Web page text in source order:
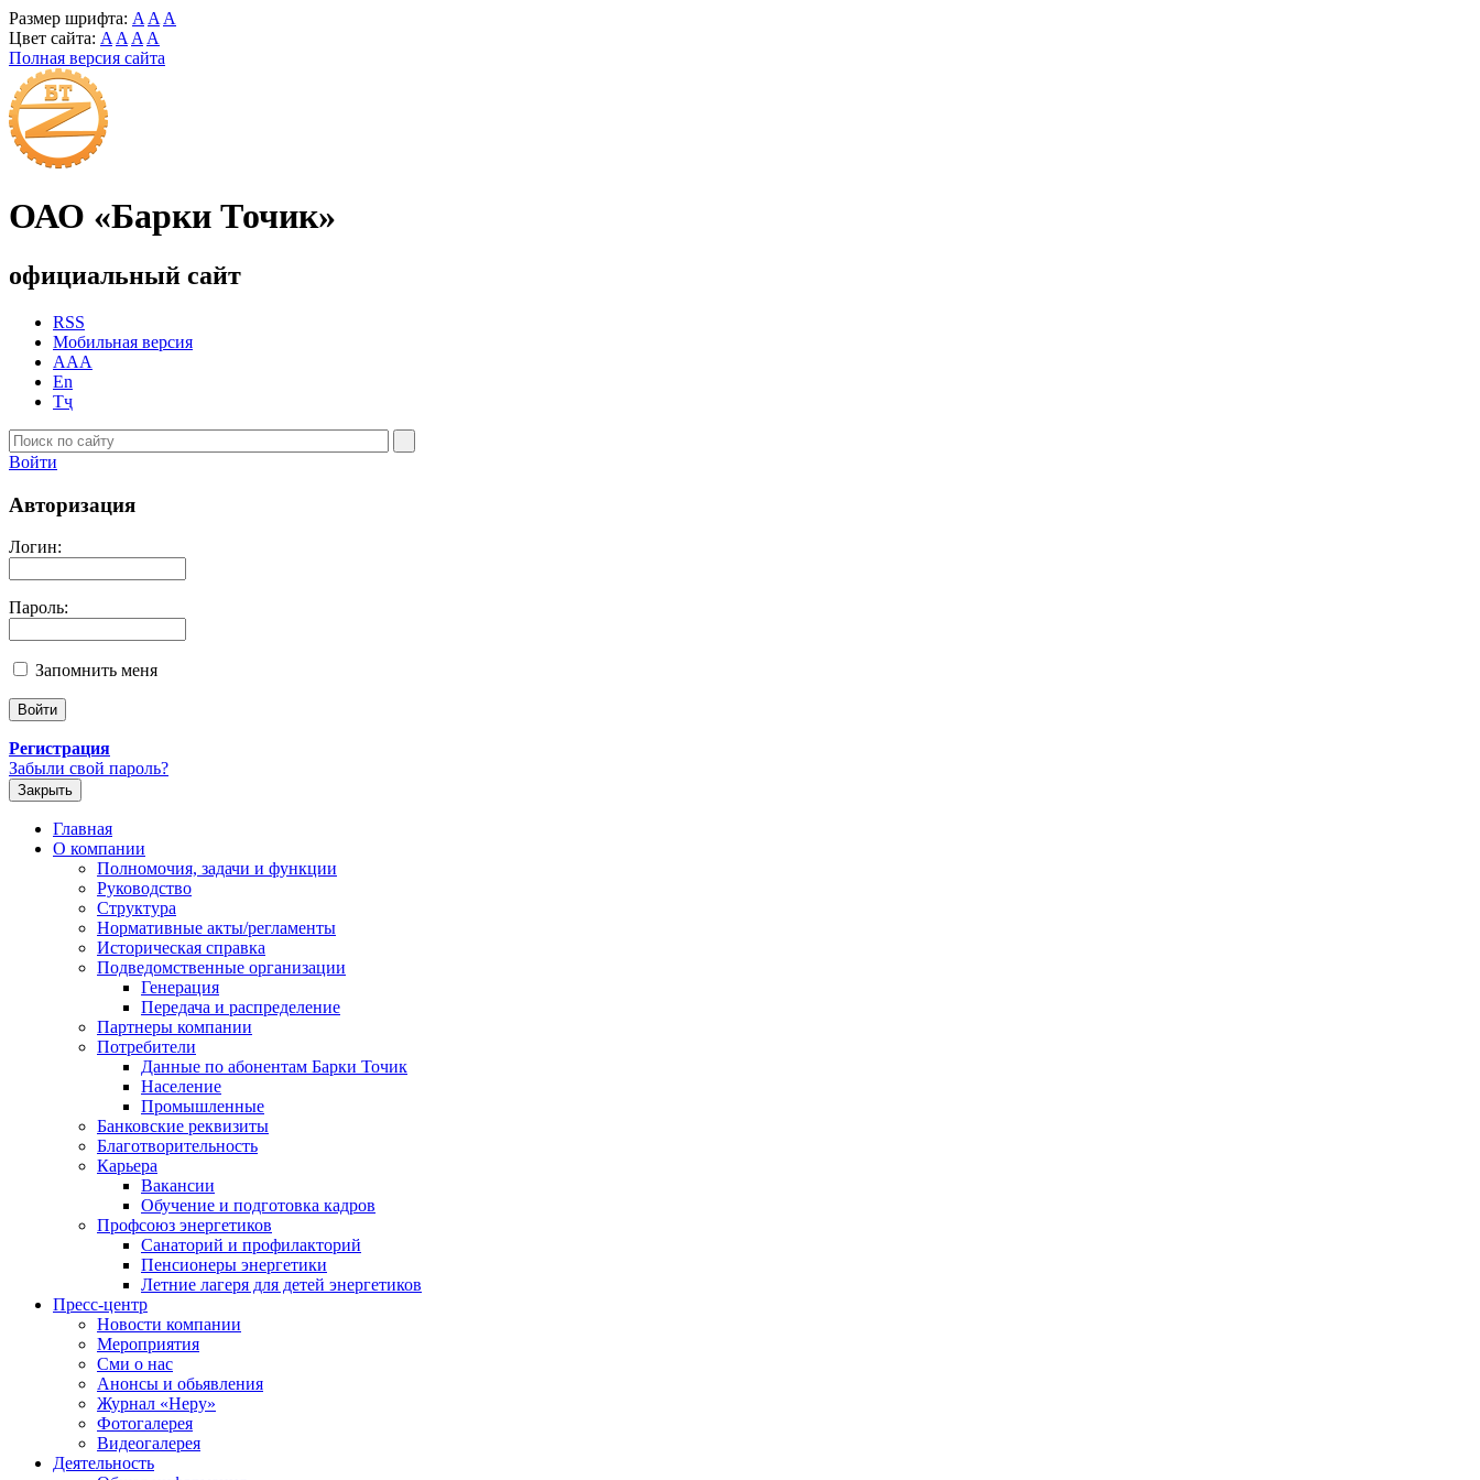
Размер шрифта: A A A
Цвет сайта: A A A A
Полная версия сайта
ОАО «Барки Точик»
официальный сайт
RSS
Мобильная версия
AAA
En
Тҷ
Войти
Авторизация
Логин:
Пароль:
Запомнить меня
Регистрация
Забыли свой пароль?
Закрыть
Главная
О компании
Полномочия, задачи и функции
Руководство
Структура
Нормативные акты/регламенты
Историческая справка
Подведомственные организации
Генерация
Передача и распределение
Партнеры компании
Потребители
Данные по абонентам Барки Точик
Население
Промышленные
Банковские реквизиты
Благотворительность
Карьера
Вакансии
Обучение и подготовка кадров
Профсоюз энергетиков
Санаторий и профилакторий
Пенсионеры энергетики
Летние лагеря для детей энергетиков
Пресс-центр
Новости компании
Мероприятия
Сми о нас
Анонсы и обьявления
Журнал «Неру»
Фотогалерея
Видеогалерея
Деятельность